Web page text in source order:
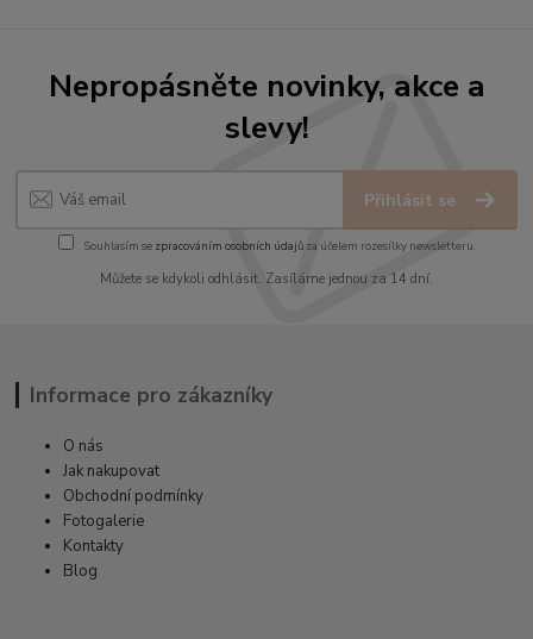
Nepropásněte novinky, akce a
slevy!
Přihlásit se
Souhlasím se zpracováním osobních údajůza účelem rozesílky newsletteru.
Můžete se kdykoli odhlásit. Zasíláme jednou za 14 dní.
Informace pro zákazníky
O nás
Jak nakupovat
Obchodní podmínky
Fotogalerie
Kontakty
Blog